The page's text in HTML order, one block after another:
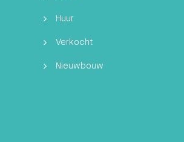
Huur
Verkocht
Nieuwbouw